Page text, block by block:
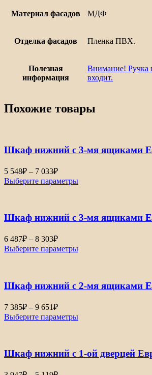
Материал фасадов МДФ
Отделка фасадов Пленка ПВХ.
Полезная
информация
Внимание! Ручка
входит.
Похожие товары
Шкаф нижний с 3-мя ящиками
5 548₽ – 7 033₽Диапазон
цен:
5
7
Выберите параметры
Шкаф нижний с 3-мя ящиками
6 487₽ – 8 303₽Диапазон
цен:
6
8
Выберите параметры
Шкаф нижний с 2-мя ящиками
7 385₽ – 9 651₽Диапазон
цен:
7
9
Выберите параметры
Шкаф нижний с 1-ой дверцей
Диапазон